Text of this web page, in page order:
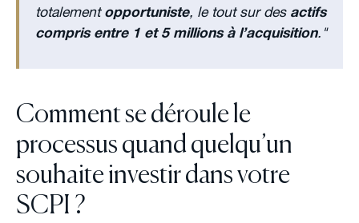
totalementopportuniste, le tout sur des actifs
compris entre 1 et 5 millions à l’acquisition."
Comment se déroule le
processus quand quelqu’un
souhaite investir dans votre
SCPI ?